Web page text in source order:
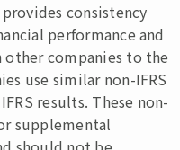
consistency
performance and
other companies to the
use similar non-IFRS
results. These non-
supplemental